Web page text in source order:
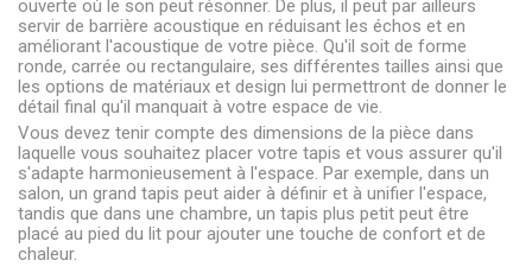
ouverte où le son peut résonner. De plus, il peut par ailleurs
servir de barrière acoustique en réduisant les échos et en
améliorant l'acoustique de votre pièce. Qu'il soit de forme
ronde, carrée ou rectangulaire, ses différentes tailles ainsi que
les options de matériaux et design lui permettront de donner le
détail final qu'il manquait à votre espace de vie.
Vous devez tenir compte des dimensions de la pièce dans
laquelle vous souhaitez placer votre tapis et vous assurer qu'il
s'adapte harmonieusement à l'espace. Par exemple, dans un
salon, un grand tapis peut aider à définir et à unifier l'espace,
tandis que dans une chambre, un tapis plus petit peut être
placé au pied du lit pour ajouter une touche de confort et de
chaleur.